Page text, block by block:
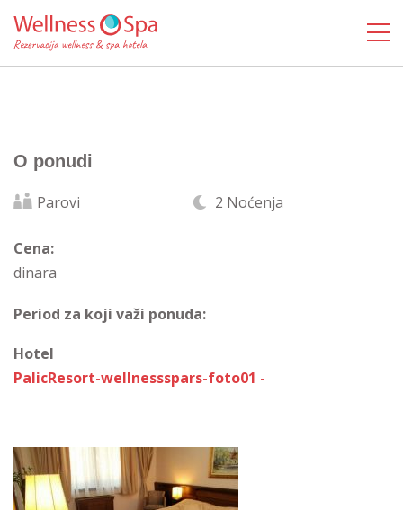
O ponudi
Parovi 2 Noćenja
Cena:
dinara
Period za koji važi ponuda:
Hotel
PalicResort-wellnessspars-foto01 -